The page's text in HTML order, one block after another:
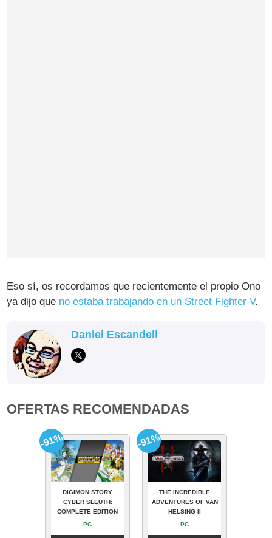
Eso sí, os recordamos que recientemente el propio Ono
ya dijo que no estaba trabajando en un Street Fighter V.
Daniel Escandell
OFERTAS RECOMENDADAS
DIGIMON STORY
CYBER SLEUTH:
COMPLETE EDITION
PC
-91%
THE INCREDIBLE
ADVENTURES OF VAN
HELSING II
PC
-91%